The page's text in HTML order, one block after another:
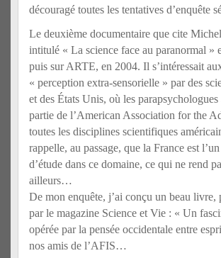
découragé toutes les tentatives d’enquête
Le deuxième documentaire que cite
intitulé « La science face au paranormal
puis sur ARTE, en 2004. Il s’intéressait
« perception extra-sensorielle » par des
et des États Unis, où les
partie de l’American Association for the
toutes les disciplines scientifiques
rappelle, au passage, que la France est
d’étude dans ce domaine, ce qui ne rend
ailleurs…
De mon enquête, j’ai conçu un beau
par le magazine Science et Vie : « Un
opérée par la pensée occidentale entre
nos amis de l’AFIS…